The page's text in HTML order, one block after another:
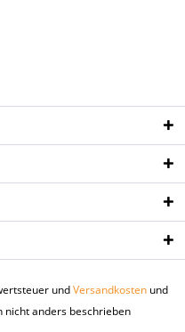
undVersandkostenund
nicht anders beschrieben